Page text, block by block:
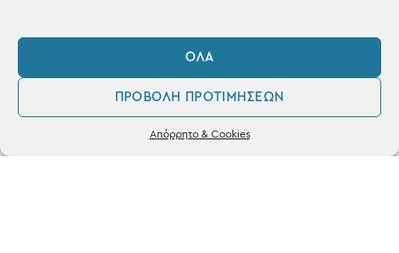
ΌΛΑ
ΠΡΟΒΟΛΉ ΠΡΟΤΙΜΉΣΕΩΝ
Απόρρητο & Cookies
ΚΑΤΑΣΤΗΜΑ
Σταθά 17, 38221 Βόλος
Δευ / Τετ / Σαβ: 09:00 - 15:00
0